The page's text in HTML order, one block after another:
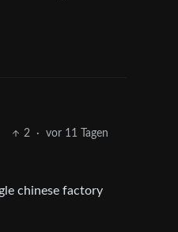
2 · vor 11 Tagen
chinese factory